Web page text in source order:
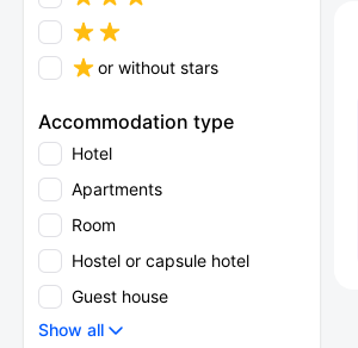
or without stars
Accommodation type
Hotel
Apartments
Room
Hostel or capsule hotel
Guest house
Show all